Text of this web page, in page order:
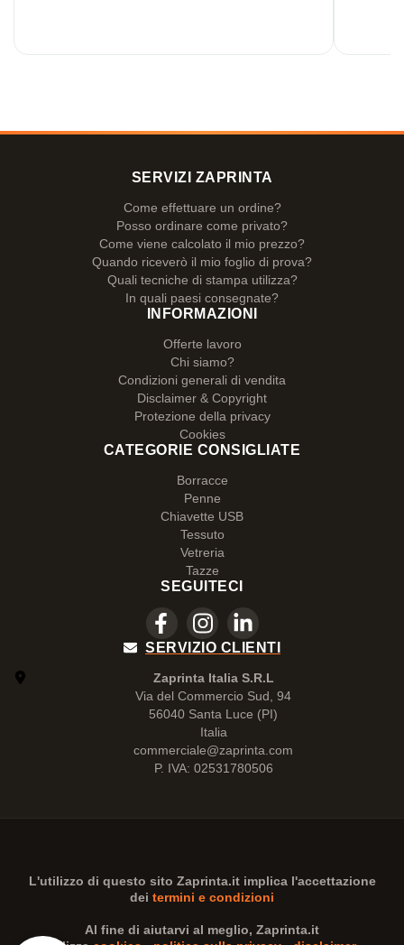
SERVIZI ZAPRINTA
Come effettuare un ordine?
Posso ordinare come privato?
Come viene calcolato il mio prezzo?
Quando riceverò il mio foglio di prova?
Quali tecniche di stampa utilizza?
In quali paesi consegnate?
INFORMAZIONI
Offerte lavoro
Chi siamo?
Condizioni generali di vendita
Disclaimer & Copyright
Protezione della privacy
Cookies
CATEGORIE CONSIGLIATE
Borracce
Penne
Chiavette USB
Tessuto
Vetreria
Tazze
SEGUITECI
SERVIZIO CLIENTI
Zaprinta Italia S.R.L
Via del Commercio Sud, 94
56040 Santa Luce (PI)
Italia
commerciale@zaprinta.com
P. IVA: 02531780506
L'utilizzo di questo sito Zaprinta.itimplica l'accettazione
dei termini e condizioni
Al fine di aiutarvi al meglio, Zaprinta.it